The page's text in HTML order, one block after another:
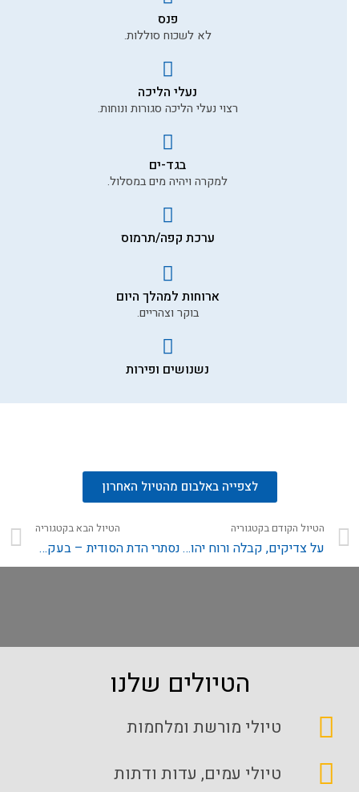
לשליחת ההמלצה
פנס
לא לשכוח סוללות.
נעלי הליכה
רצוי נעלי הליכה סגורות ונוחות.
בגד-ים
למקרה ויהיה מים במסלול.
ערכת קפה/תרמוס
ארוחות למהלך היום
בוקר וצהריים.
נשנושים ופירות
לצפייה באלבום מהטיול האחרון
הטיול הקודם בקטגוריה
על צדיקים, קבלה ורוח יהודית – סמטאות צפת של המאה ה-16!
הטיול הבא בקטגוריה
נסתרי הדת הסודית – בעקבות העדה הדרוזית בגליל ובגולן!
הטיולים שלנו
טיולי מורשת ומלחמות
טיולי עמים, עדות ודתות